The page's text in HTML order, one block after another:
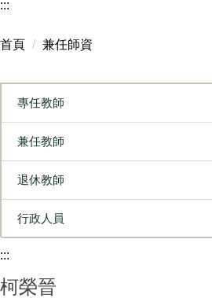
:::
首頁 兼任師資
專任教師
兼任教師
退休教師
行政人員
:::
柯榮晉